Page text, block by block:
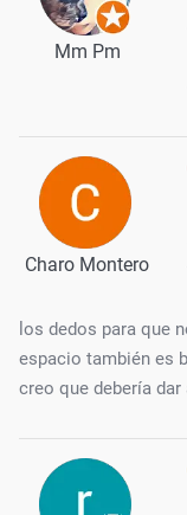
Mm Pm
Charo Montero
los dedos para que
espacio también es
creo que debería